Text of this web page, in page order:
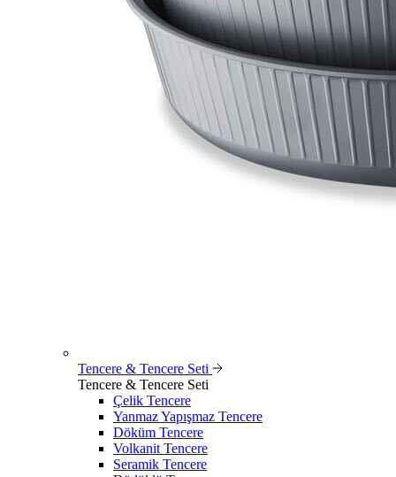
Tencere & Tencere Seti
Tencere & Tencere Seti
Çelik Tencere
Yanmaz Yapışmaz Tencere
Döküm Tencere
Volkanit Tencere
Seramik Tencere